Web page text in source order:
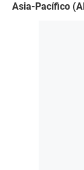
Asia-Pacífico